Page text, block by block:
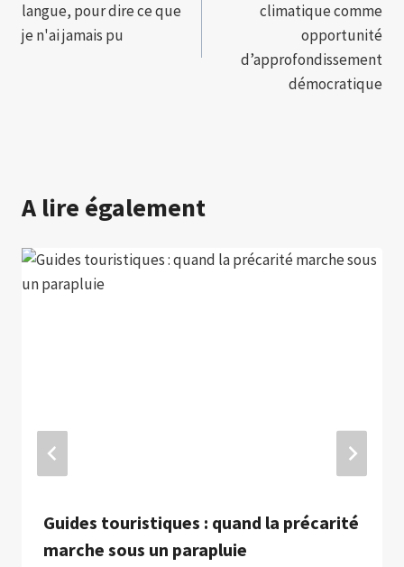
l’article
langue, pour dire ce que
je n'ai jamais pu
climatique comme
opportunité
d’approfondissement
démocratique
A lire également
Guides touristiques : quand la précarité
marche sous un parapluie